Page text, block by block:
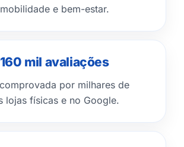
e bem-estar.
mil avaliações
por milhares de
lojas físicas e no Google.